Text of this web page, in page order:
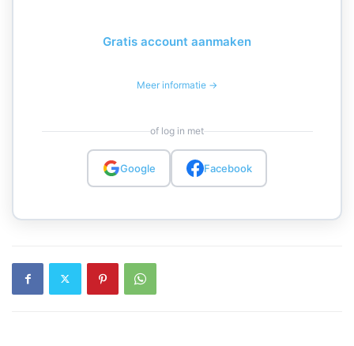
Gratis account aanmaken
Meer informatie →
of log in met
Google Facebook